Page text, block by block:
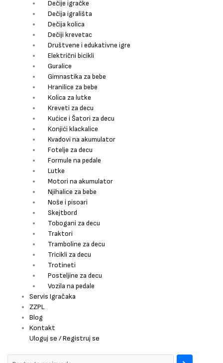
Dečije igračke
Dečija igrališta
Dečija kolica
Dečiji krevetac
Društvene i edukativne igre
Električni bicikli
Guralice
Gimnastika za bebe
Hranilice za bebe
Kolica za lutke
Kreveti za decu
Kućice i Šatori za decu
Konjići klackalice
Kvadovi na akumulator
Fotelje za decu
Formule na pedale
Lutke
Motori na akumulator
Njihalice za bebe
Noše i pisoari
Skejtbord
Tobogani za decu
Traktori
Tramboline za decu
Tricikli za decu
Trotineti
Posteljine za decu
Vozila na pedale
Servis Igračaka
ZZPL
Blog
Kontakt
Uloguj se / Registruj se